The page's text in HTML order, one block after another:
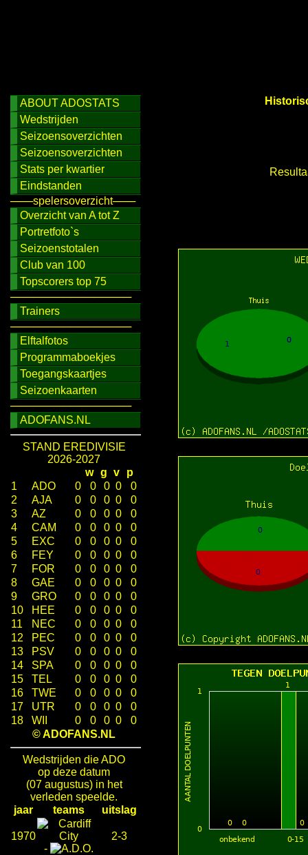
ABOUT ADOSTATS
Wedstrijden
Seizoensoverzichten
Seizoensoverzichten
Stats per kwartier
Eindstanden
───spelersoverzicht───
Overzicht van A tot Z
Portretfoto`s
Seizoenstotalen
Club van 100
Topscorers top 75
────────────────
Trainers
────────────────
Elftalfotos
Programmaboekjes
Toegangskaartjes
Seizoenkaarten
────────────────
ADOFANS.NL
STAND EREDIVISIE
2026-2027
w g v
p
1
ADO 0 0 0 0
0
2
AJA 0 0 0 0
0
3
AZ 0 0 0 0
0
4
CAM 0 0 0 0
0
5
EXC 0 0 0 0
0
6
FEY 0 0 0 0
0
7
FOR 0 0 0 0
0
8
GAE 0 0 0 0
0
9
GRO 0 0 0 0
0
10
HEE 0 0 0 0
0
11
NEC 0 0 0 0
0
12
PEC 0 0 0 0
0
13
PSV 0 0 0 0
0
14
SPA 0 0 0 0
0
15
TEL 0 0 0 0
0
16
TWE 0 0 0 0
0
17
UTR 0 0 0 0
0
18
WII 0 0 0 0
0
© ADOFANS.NL
Wedstrijden die ADO
op deze datum
(07 augustus) in het
verleden speelde.
jaar
teams uitslag
1970
-
2-3